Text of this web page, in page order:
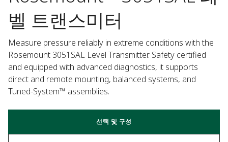
벨 트랜스미터
Measure pressure reliably in extreme conditions with the
Rosemount 3051SAL Level Transmitter. Safety certified
and equipped with advanced diagnostics, it supports
direct and remote mounting, balanced systems, and
Tuned-System™ assemblies.
선택 및 구성